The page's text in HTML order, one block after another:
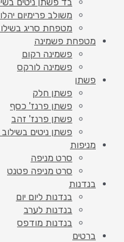
משולב פרימיום
מטפחת סריג
מטפחת פשמינה
פשמינה רקום
פשמינה לורקס
פשתן
פשתן חלק
פשתן פרנז' כסף
פשתן פרנז' זהב
פשתן ניטים
מניפות
סרט מניפה
סרט מניפה פטנט
בנדנות
בנדנות ליום יום
בנדנות לערב
בנדנות מודפס
ברטים